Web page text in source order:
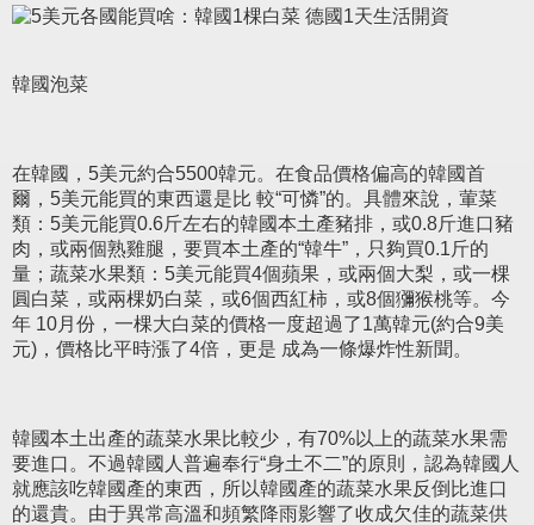
韓國泡菜
在韓國，5美元約合5500韓元。在食品價格偏高的韓國首
爾，5美元能買的東西還是比 較“可憐”的。具體來說，葷菜
類：5美元能買0.6斤左右的韓國本土產豬排，或0.8斤進口豬
肉，或兩個熟雞腿，要買本土產的“韓牛”，只夠買0.1斤的
量；蔬菜水果類：5美元能買4個蘋果，或兩個大梨，或一棵
圓白菜，或兩棵奶白菜，或6個西紅柿，或8個獼猴桃等。今
年 10月份，一棵大白菜的價格一度超過了1萬韓元(約合9美
元)，價格比平時漲了4倍，更是 成為一條爆炸性新聞。
韓國本土出產的蔬菜水果比較少，有70%以上的蔬菜水果需
要進口。不過韓國人普遍奉行“身土不二”的原則，認為韓國人
就應該吃韓國產的東西，所以韓國產的蔬菜水果反倒比進口
的還貴。由于異常高溫和頻繁降雨影響了收成欠佳的蔬菜供